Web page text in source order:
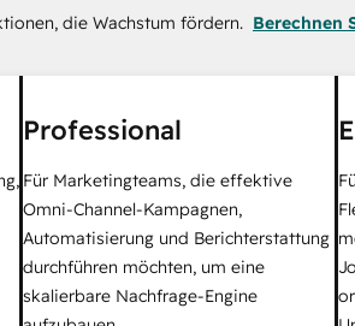
die Wachstum fördern. Berechnen
Professional
Für Marketingteams, die effektive
Omni-Channel-Kampagnen,
Automatisierung und Berichterstattung
durchführen möchten, um eine
skalierbare Nachfrage-Engine